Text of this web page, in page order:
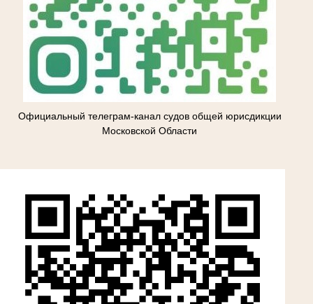
Официальный телеграм-канал судов общей юрисдикции
Московской Области